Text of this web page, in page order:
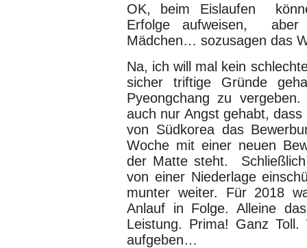
OK, beim Eislaufen
Erfolge aufweisen,
Mädchen… sozusagen das
Na, ich will mal kein
sicher triftige Gründe
Pyeongchang zu
auch nur Angst gehabt,
von Südkorea das
Woche mit einer neuen
der Matte steht.
von einer Niederlage
munter weiter. Für 2018
Anlauf in Folge. Alleine
Leistung. Prima! Ganz
aufgeben…